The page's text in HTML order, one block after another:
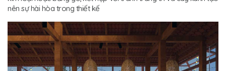
nên sự hài hòa trong thiết kế